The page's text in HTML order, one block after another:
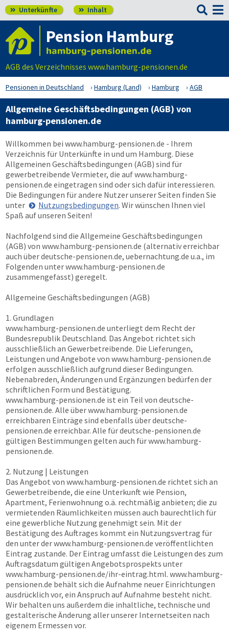
 Unterkünfte  Inhalt 
Pension Hamburg
AGB des Verzeichnisses www.hamburg-pensionen.de
Pensionen in Deutschland Hamburg (Land) Hamburg AGB
Allgemeine Geschäftsbedingungen (AGB) von
hamburg-pensionen.de
Willkommen bei www.hamburg-pensionen.de - Ihrem
Verzeichnis für Unterkünfte in und um Hamburg. Diese
Allgemeinen Geschäftsbedingungen (AGB) sind für
gewerbetreibende Vermieter, die aufwww.hamburg-
pensionen.de eingetragen sind oder sich dafür interessieren.
Die Bedingungen für andere Nutzer unserer Seiten finden Sie
unter
Nutzungsbedingungen. Wir wünschen Ihnen viel
Spaß auf unseren Seiten!
Nachfolgend sind die Allgemeine Geschäftsbedingungen
(AGB) von www.hamburg-pensionen.de (alternativ erreichbar
auch überdeutsche-pensionen.de, uebernachtung.de u.a., im
Folgenden unterwww.hamburg-pensionen.de
zusammengefasst) geregelt.
Allgemeine Geschäftsbedingungen (AGB)
1. Grundlagen
www.hamburg-pensionen.de unterliegt dem Recht der
Bundesrepublik Deutschland. Das Angebot richtet sich
ausschließlich an Gewerbetreibende. Die Lieferungen,
Leistungen und Angebote von www.hamburg-pensionen.de
erfolgen ausschließlich aufgrund dieser Bedingungen.
Nebenabreden, Änderungen und Ergänzungen bedürfen der
schriftlichen Form und Bestätigung.
www.hamburg-pensionen.de ist ein Teil von deutsche-
pensionen.de. Alle überwww.hamburg-pensionen.de
erreichbaren Einträge sind ebenfalls überdeutsche-
pensionen.de erreichbar. Alle fürdeutsche-pensionen.de
gültigen Bestimmungen gelten auch fürwww.hamburg-
pensionen.de.
2. Nutzung | Leistungen
Das Angebot von www.hamburg-pensionen.de richtet sich an
Gewerbetreibende, die eine Unterkunft wie Pension,
Apartment, Ferienwohnung o.ä. rechtmäßig anbieten; die zu
vermietenden Räumlichkeiten müssen auch baurechtlich für
eine gewerbliche Nutzung genehmigt sein. Mit der
Bestätigung des Auftrages kommt ein Nutzungsvertrag für
den unter derwww.hamburg-pensionen.de veröffentlichten
Eintrag zustande. Der Eintrag umfasst die Leistungen des zum
Auftragsdatum gültigen Angebotsprospekts unter
www.hamburg-pensionen.de/ihr-eintrag.html. www.hamburg-
pensionen.de behält sich die Aufnahme neuer Einrichtungen
ausdrücklich vor, ein Anspruch auf Aufnahme besteht nicht.
Wir behalten uns außerdem die inhaltliche, technische und
gestalterische Änderung aller unserer Internetseiten nach
eigenem Ermessen vor.